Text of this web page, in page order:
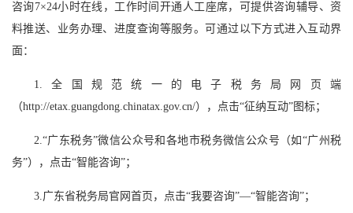
咨询7×24小时在线，工作时间开通人工座席，可提供咨询辅导、资
料推送、业务办理、进度查询等服务。可通过以下方式进入互动界
面：
1.全国规范统一的电子税务局网页端
（http://etax.guangdong.chinatax.gov.cn/），点击“征纳互动”图标；
2.“广东税务”微信公众号和各地市税务微信公众号（如“广州税
务”），点击“智能咨询”；
3.广东省税务局官网首页，点击“我要咨询”—“智能咨询”；